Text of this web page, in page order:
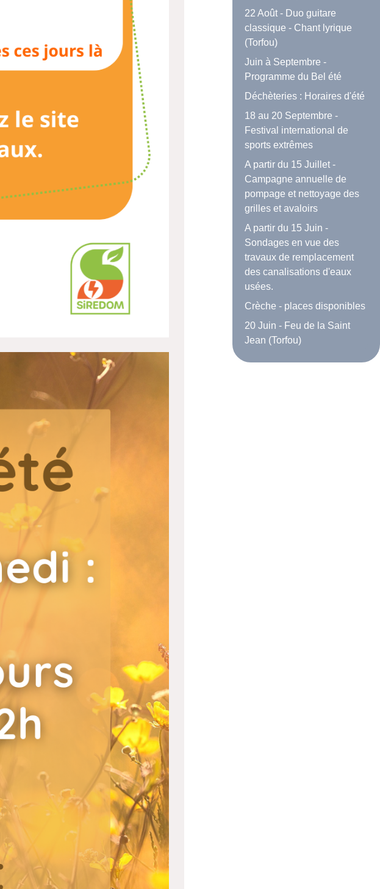
22 Août - Duo guitare
classique - Chant lyrique
(Torfou)
Juin à Septembre -
Programme du Bel été
Déchèteries : Horaires d'été
18 au 20 Septembre -
Festival international de
sports extrêmes
A partir du 15 Juillet -
Campagne annuelle de
pompage et nettoyage des
grilles et avaloirs
A partir du 15 Juin -
Sondages en vue des
travaux de remplacement
des canalisations d'eaux
usées.
Crèche - places disponibles
20 Juin - Feu de la Saint
Jean (Torfou)